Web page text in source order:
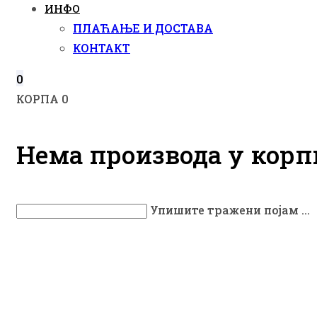
ИНФО
ПЛАЋАЊЕ И ДОСТАВА
КОНТАКТ
0
КОРПА 0
Нема производа у
Упишите тражени појам ...